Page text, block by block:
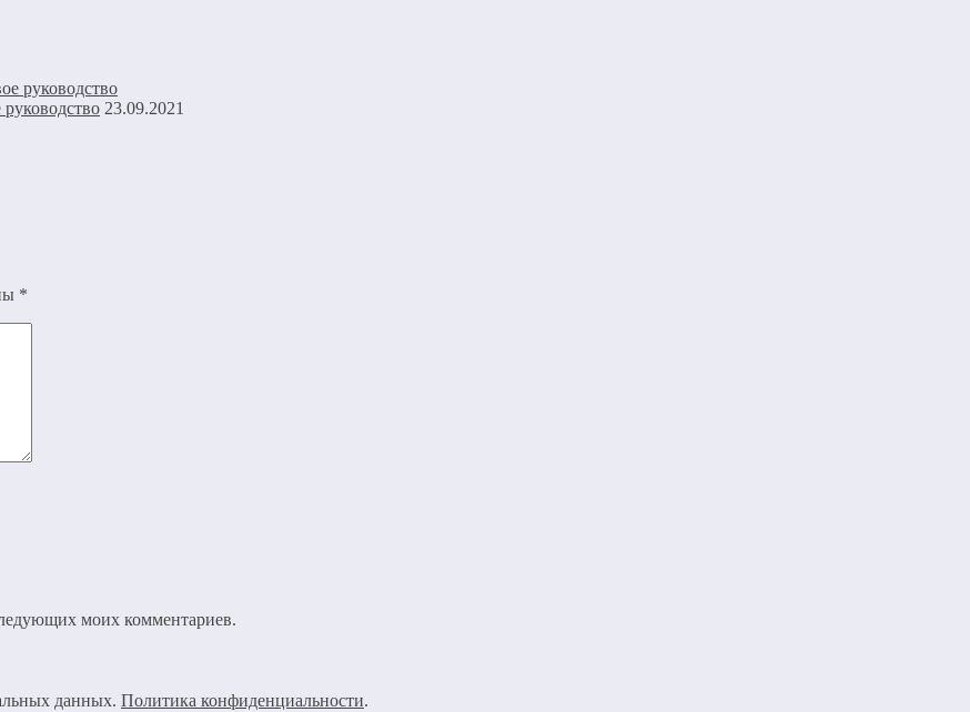
23.09.2021
*
моих комментариев.
данных. Политика конфиденциальности.